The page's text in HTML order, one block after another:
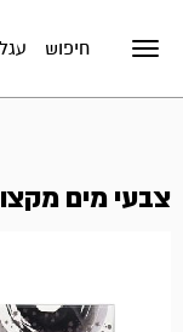
Toggleחיפוש
צבעי מים